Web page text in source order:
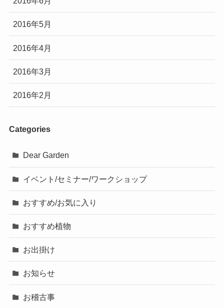
2016年5月
2016年4月
2016年3月
2016年2月
Categories
Dear Garden
イベント/セミナー/ワークショップ
おすすめ/お気に入り
おすすめ植物
お出掛け
お知らせ
お稽古事